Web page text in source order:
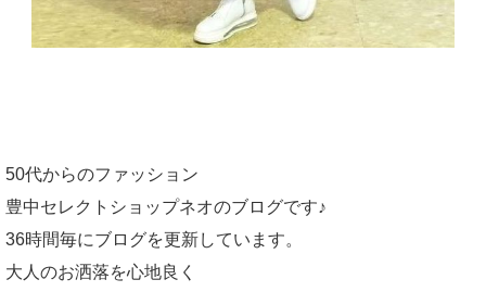
50代からのファッション
豊中セレクトショップネオのブログです♪
36時間毎にブログを更新しています。
大人のお洒落を心地良く